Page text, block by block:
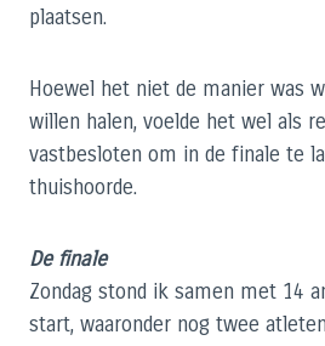
plaatsen.
Hoewel het niet de manier was
willen halen, voelde het wel als
vastbesloten om in de finale te
thuishoorde.
De finale
Zondag stond ik samen met 14
start, waaronder nog twee